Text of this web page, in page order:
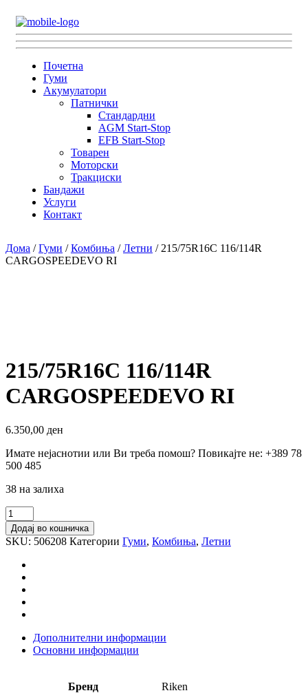
Почетна
Гуми
Акумулатори
Патнички
Стандардни
AGM Start-Stop
EFB Start-Stop
Товарен
Моторски
Тракциски
Бандажи
Услуги
Контакт
Дома /Гуми /Комбиња /Летни / 215/75R16C 116/114R
CARGOSPEEDEVO RI
215/75R16C 116/114R
CARGOSPEEDEVO RI
6.350,00 ден
Имате нејаснотии или Ви треба помош? Повикајте не: +389 78
500 485
38 на залиха
215/75R16C
116/114R
CARGOSPEEDEVO
RI
количина
Додај во кошничка
SKU: 506208 Категории Гуми, Комбиња, Летни
Дополнителни информации
Основни информации
Бренд Riken